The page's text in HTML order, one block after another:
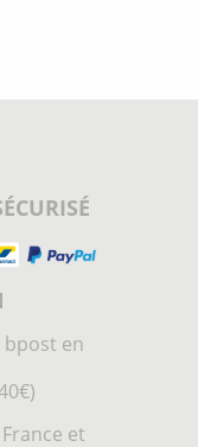
bpost en
et